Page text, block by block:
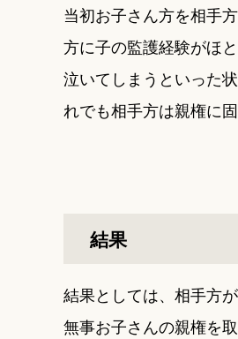
当初お子さん方を相手
方に子の監護経験がほ
泣いてしまうといった
れでも相手方は親権に
結果
結果としては、相手方
無事お子さんの親権を